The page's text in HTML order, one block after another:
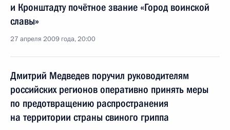
и Кронштадту почётное звание «Город воинской
славы»
27 апреля 2009 года, 20:00
Дмитрий Медведев поручил руководителям
российских регионов оперативно принять меры
по предотвращению распространения
на территории страны свиного гриппа